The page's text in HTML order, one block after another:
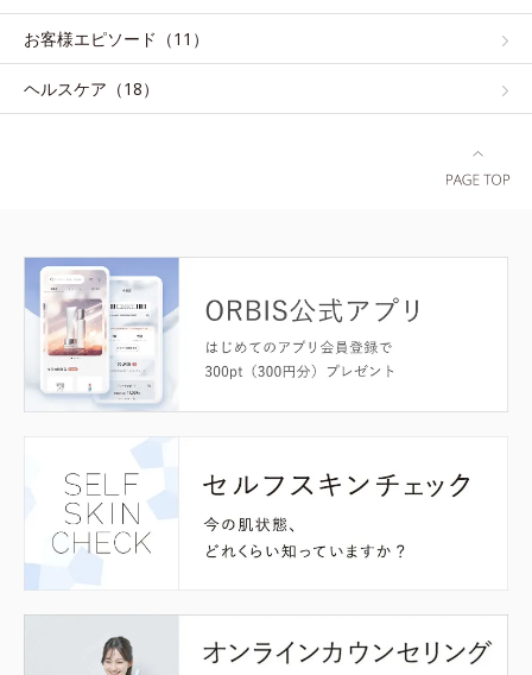
お客様エピソード（11）
ヘルスケア（18）